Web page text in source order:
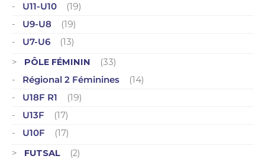
U11-U10
(19)
U9-U8
(19)
U7-U6
(13)
PÔLE FÉMININ
(33)
Régional 2 Féminines
(14)
U18F R1
(19)
U13F
(17)
U10F
(17)
FUTSAL
(2)